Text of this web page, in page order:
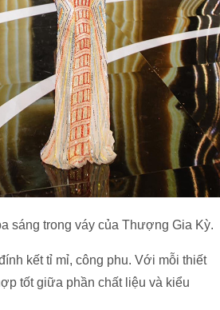
sáng trong váy của Thượng Gia Kỳ.
kết tỉ mỉ, công phu. Với mỗi thiết
tốt giữa phần chất liệu và kiểu